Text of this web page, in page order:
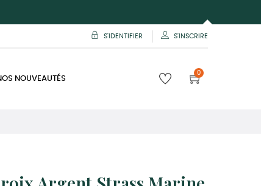
S'IDENTIFIER S'INSCRIRE
NOUVEAUTÉS
0